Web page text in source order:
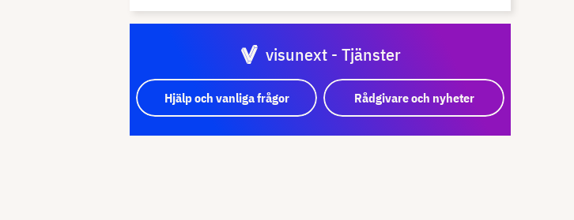
visunext - Tjänster
Hjälp och vanliga frågor Rådgivare och nyheter